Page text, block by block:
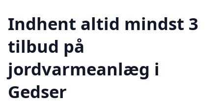
Indhent altid mindst 3
tilbud på
jordvarmeanlæg i
Gedser